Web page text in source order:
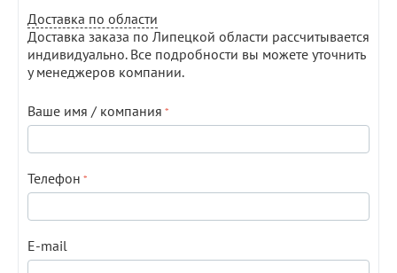
Доставка по области
Доставка заказа по Липецкой области рассчитывается
индивидуально. Все подробности вы можете уточнить
у менеджеров компании.
Ваше имя / компания
Телефон
E-mail